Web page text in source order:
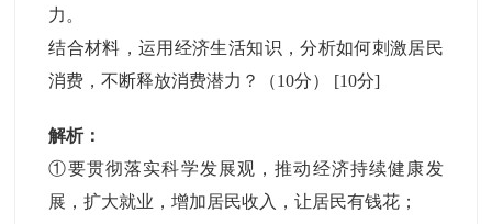
力。
结合材料，运用经济生活知识，分析如何刺激居民
消费，不断释放消费潜力？（10分） [10分]
解析：
①要贯彻落实科学发展观，推动经济持续健康发
展，扩大就业，增加居民收入，让居民有钱花；